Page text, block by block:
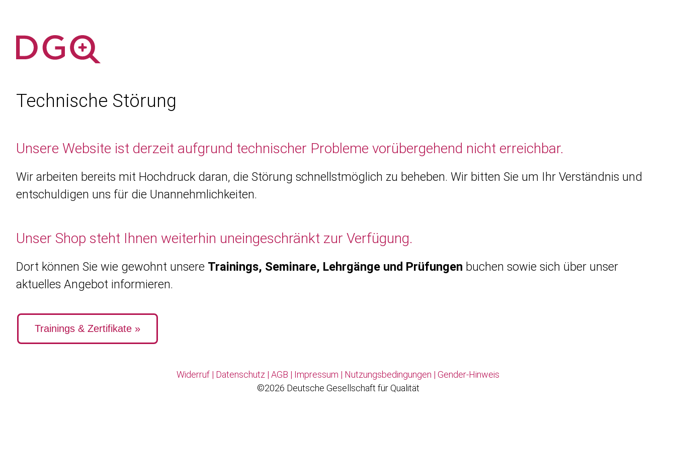
Technische Störung
Unsere Website ist derzeit aufgrund technischer Probleme vorübergehend nicht erreichbar.
Wir arbeiten bereits mit Hochdruck daran, die Störung schnellstmöglich zu beheben. Wir bitten Sie um Ihr Verständnis und
entschuldigen uns für die Unannehmlichkeiten.
Unser Shop steht Ihnen weiterhin uneingeschränkt zur Verfügung.
Dort können Sie wie gewohnt unsere Trainings, Seminare, Lehrgänge und Prüfungen buchen sowie sich über unser
aktuelles Angebot informieren.
Trainings & Zertifikate »
Widerruf | Datenschutz | AGB | Impressum | Nutzungsbedingungen | Gender-Hinweis
©2026 Deutsche Gesellschaft für Qualität